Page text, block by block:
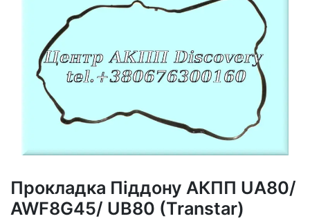
Прокладка Піддону АКПП UA80/
AWF8G45/ UB80 (Transtar)